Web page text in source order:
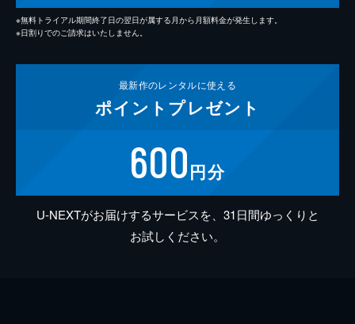
※無料トライアル期間終了日の翌日が属する月から月額料金が発生します。
※日割りでのご請求はいたしません。
最新作のレンタルに使える
ポイント プレゼント
600円分
U-NEXTがお届けするサービスを、31日間ゆっくりと
お試しください。